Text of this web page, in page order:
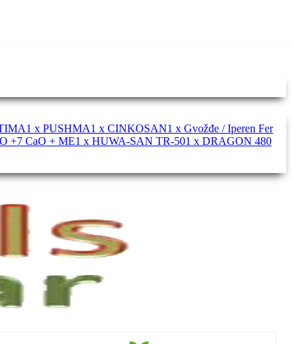
1 x PUSHMA1 x CINKOSAN1 x Gvožđe / Iperen Fer
+7 CaO + ME1 x HUWA-SAN TR-501 x DRAGON 480